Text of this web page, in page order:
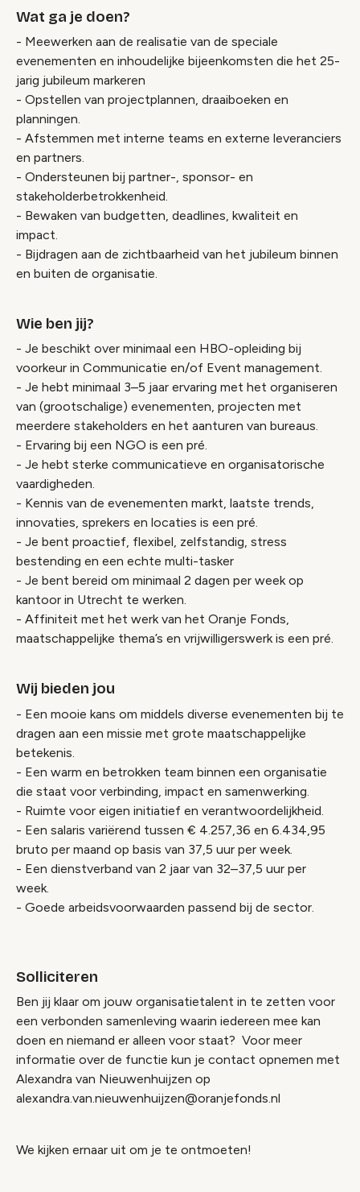
Wat ga je doen?
- Meewerken aan de realisatie van de speciale
evenementen en inhoudelijke bijeenkomsten die het 25-
jarig jubileum markeren
- Opstellen van projectplannen, draaiboeken en
planningen.
- Afstemmen met interne teams en externe leveranciers
en partners.
- Ondersteunen bij partner-, sponsor- en
stakeholderbetrokkenheid.
- Bewaken van budgetten, deadlines, kwaliteit en
impact.
- Bijdragen aan de zichtbaarheid van het jubileum binnen
en buiten de organisatie.
Wie ben jij?
- Je beschikt over minimaal een HBO-opleiding bij
voorkeur in Communicatie en/of Event management.
- Je hebt minimaal 3–5 jaar ervaring met het organiseren
van (grootschalige) evenementen, projecten met
meerdere stakeholders en het aanturen van bureaus.
- Ervaring bij een NGO is een pré.
- Je hebt sterke communicatieve en organisatorische
vaardigheden.
- Kennis van de evenementen markt, laatste trends,
innovaties, sprekers en locaties is een pré.
- Je bent proactief, flexibel, zelfstandig, stress
bestending en een echte multi-tasker
- Je bent bereid om minimaal 2 dagen per week op
kantoor in Utrecht te werken.
- Affiniteit met het werk van het Oranje Fonds,
maatschappelijke thema’s en vrijwilligerswerk is een pré.
Wij bieden jou
- Een mooie kans om middels diverse evenementen bij te
dragen aan een missie met grote maatschappelijke
betekenis.
- Een warm en betrokken team binnen een organisatie
die staat voor verbinding, impact en samenwerking.
- Ruimte voor eigen initiatief en verantwoordelijkheid.
- Een salaris variërend tussen € 4.257,36 en 6.434,95
bruto per maand op basis van 37,5 uur per week.
- Een dienstverband van 2 jaar van 32–37,5 uur per
week.
- Goede arbeidsvoorwaarden passend bij de sector.
Solliciteren
Ben jij klaar om jouw organisatietalent in te zetten voor
een verbonden samenleving waarin iedereen mee kan
doen en niemand er alleen voor staat? Voor meer
informatie over de functie kun je contact opnemen met
Alexandra van Nieuwenhuijzen op
alexandra.van.nieuwenhuijzen@oranjefonds.nl
We kijken ernaar uit om je te ontmoeten!